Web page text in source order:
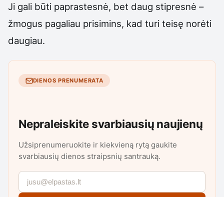
Ji gali būti paprastesnė, bet daug stipresnė –
žmogus pagaliau prisimins, kad turi teisę norėti
daugiau.
DIENOS PRENUMERATA
Nepraleiskite svarbiausių naujienų
Užsiprenumeruokite ir kiekvieną rytą gaukite
svarbiausių dienos straipsnių santrauką.